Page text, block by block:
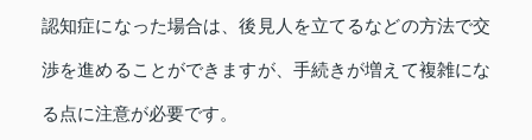
認知症になった場合は、後見人を立てるなどの方法で交
渉を進めることができますが、手続きが増えて複雑にな
る点に注意が必要です。